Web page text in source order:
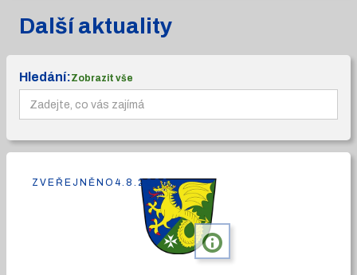
Další aktuality
Hledání:Zobrazit vše
info
ZVEŘEJNĚNO 4.8.2026